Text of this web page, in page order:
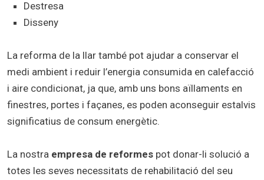
Destresa
Disseny
La reforma de la llar també pot ajudar a conservar el
medi ambient i reduir l’energia consumida en calefacció
i aire condicionat, ja que, amb uns bons aïllaments en
finestres, portes i façanes, es poden aconseguir estalvis
significatius de consum energètic.
La nostra empresa de reformes pot donar-li solució a
totes les seves necessitats de rehabilitació del seu